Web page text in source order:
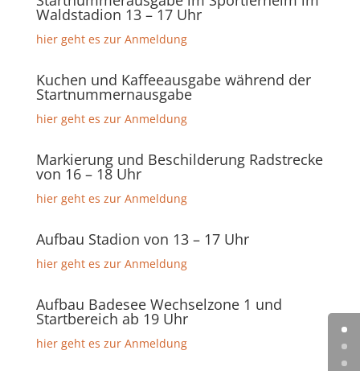
Waldstadion 13 – 17 Uhr
hier geht es zur Anmeldung
Kuchen und Kaffeeausgabe während der
Startnummernausgabe
hier geht es zur Anmeldung
Markierung und Beschilderung Radstrecke
von 16 – 18 Uhr
hier geht es zur Anmeldung
Aufbau Stadion von 13 – 17 Uhr
hier geht es zur Anmeldung
Aufbau Badesee Wechselzone 1 und
Startbereich ab 19 Uhr
hier geht es zur Anmeldung